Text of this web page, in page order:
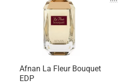
Afnan La Fleur Bouquet
EDP